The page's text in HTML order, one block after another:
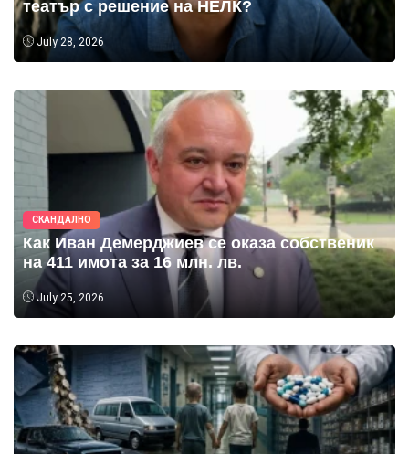
театър с решение на НЕЛК?
July 28, 2026
СКАНДАЛНО
Как Иван Демерджиев се оказа собственик
на 411 имота за 16 млн. лв.
July 25, 2026